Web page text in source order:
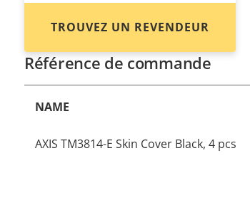
TROUVEZ UN REVENDEUR
Référence de commande
NAME
AXIS TM3814-E Skin Cover Black, 4 pcs